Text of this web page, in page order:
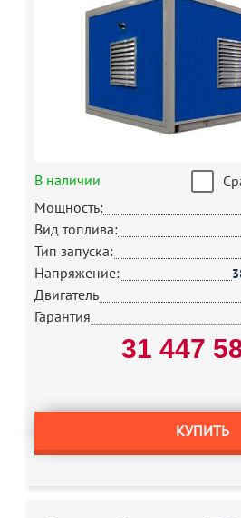
В наличии
Мощность:
Вид топлива:
Тип запуска:
Напряжение:
Двигатель
Гарантия
31 447
КУПИТЬ